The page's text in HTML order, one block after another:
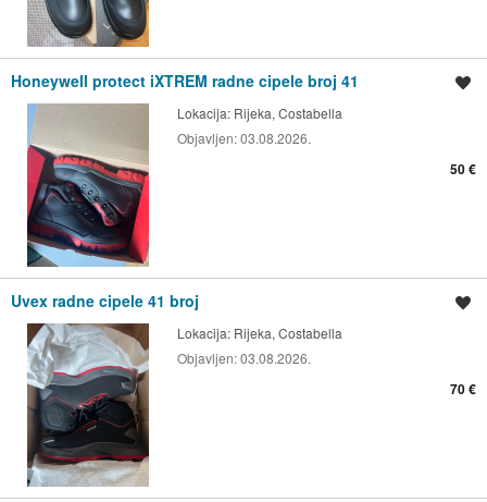
Honeywell protect iXTREM radne cipele broj 41
Lokacija: Rijeka, Costabella
Objavljen:03.08.2026.
50 €
Uvex radne cipele 41 broj
Lokacija: Rijeka, Costabella
Objavljen:03.08.2026.
70 €